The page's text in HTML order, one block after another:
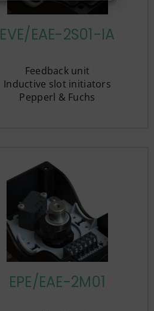
EVE/EAE-2S01-IA
Feedback unit
Inductive slot initiators
Pepperl & Fuchs
EPE/EAE-2M01